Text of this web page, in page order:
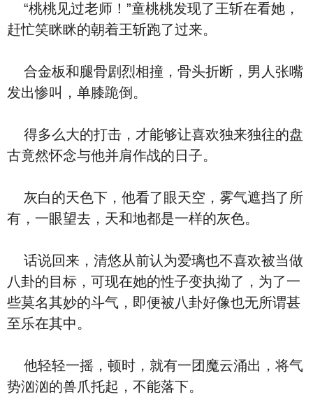
“桃桃见过老师！”童桃桃发现了王斩在看她，
赶忙笑眯眯的朝着王斩跑了过来。
合金板和腿骨剧烈相撞，骨头折断，男人张嘴
发出惨叫，单膝跪倒。
得多么大的打击，才能够让喜欢独来独往的盘
古竟然怀念与他并肩作战的日子。
灰白的天色下，他看了眼天空，雾气遮挡了所
有，一眼望去，天和地都是一样的灰色。
话说回来，清悠从前认为爱璃也不喜欢被当做
八卦的目标，可现在她的性子变执拗了，为了一
些莫名其妙的斗气，即便被八卦好像也无所谓甚
至乐在其中。
他轻轻一摇，顿时，就有一团魔云涌出，将气
势汹汹的兽爪托起，不能落下。